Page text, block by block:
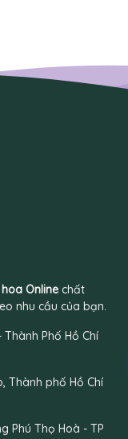
Online chất
nhu cầu của bạn.
Thành Phố Hồ Chí
Thành phố Hồ Chí
Phú Thọ Hoà - TP